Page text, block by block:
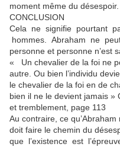
moment même du désespoir.
CONCLUSION
Cela ne signifie pourtant
hommes. Abraham ne
personne et personne n’est
« Un chevalier de la foi ne
autre. Ou bien l’individu
le chevalier de la foi en de
bien il ne le devient jamais »
et tremblement, page 113
Au contraire, ce
doit faire le chemin du
que l’existence est